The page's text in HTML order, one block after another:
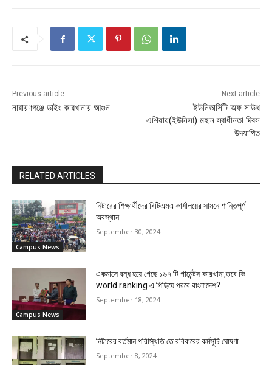
Previous article
নারায়ণগঞ্জে ডাইং কারখানায় আগুন
Next article
ইউনিভার্সিটি অফ সাউথ
এশিয়ায়(ইউনিসা) মহান স্বাধীনতা দিবস
উদযাপিত
RELATED ARTICLES
Campus News
নিটারের শিক্ষার্থীদের বিটিএমএ কার্যালয়ের সামনে শান্তিপূর্ণ
অবস্থান
September 30, 2024
Campus News
একমাসে বন্ধ হয়ে গেছে ১৬৭ টি গার্মেন্টস কারখানা,তবে কি
world ranking এ পিছিয়ে পরবে বাংলাদেশ?
September 18, 2024
নিটারের বর্তমান পরিস্থিতি তে রবিবারের কর্মসূচি ঘোষণা
September 8, 2024